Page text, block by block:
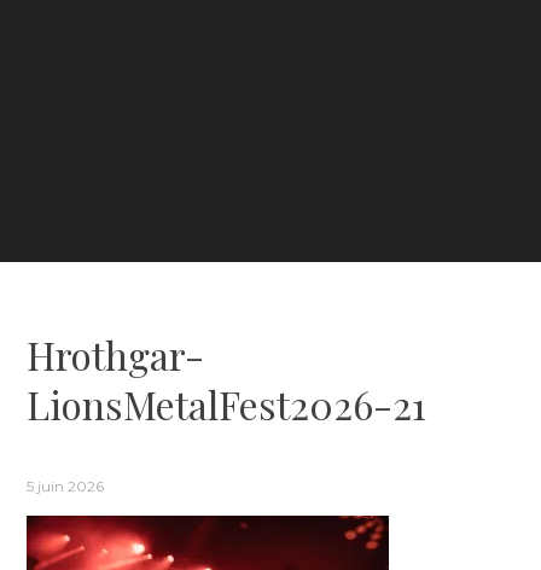
Hrothgar-
LionsMetalFest2026-21
5 juin 2026